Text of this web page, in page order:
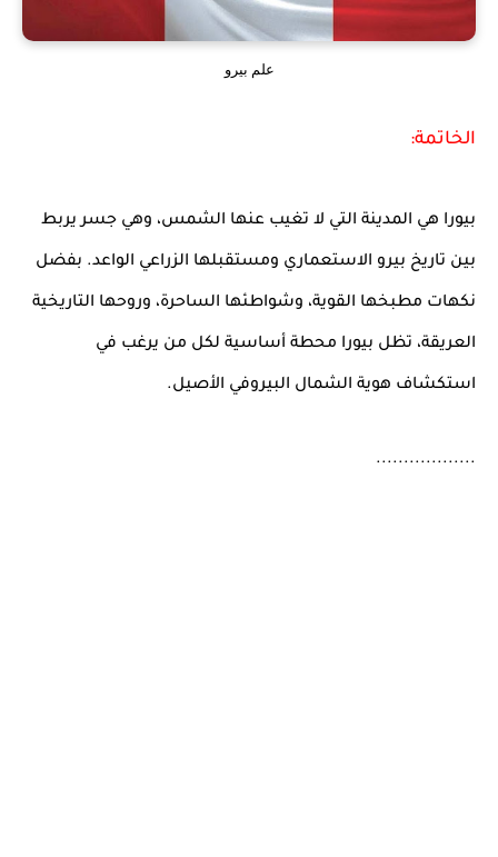
علم بيرو
الخاتمة:
بيورا هي المدينة التي لا تغيب عنها الشمس، وهي جسر يربط
بين تاريخ بيرو الاستعماري ومستقبلها الزراعي الواعد. بفضل
نكهات مطبخها القوية، وشواطئها الساحرة، وروحها التاريخية
العريقة، تظل بيورا محطة أساسية لكل من يرغب في
استكشاف هوية الشمال البيروفي الأصيل.
..................